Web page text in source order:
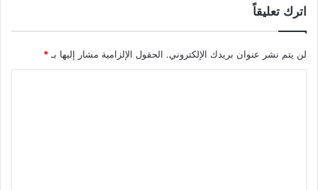
اترك تعليقاً
لن يتم نشر عنوان بريدك الإلكتروني. الحقول الإلزامية مشار إليها بـ *